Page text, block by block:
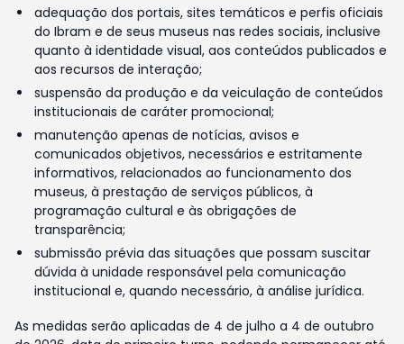
adequação dos portais, sites temáticos e perfis oficiais
do Ibram e de seus museus nas redes sociais, inclusive
quanto à identidade visual, aos conteúdos publicados e
aos recursos de interação;
suspensão da produção e da veiculação de conteúdos
institucionais de caráter promocional;
manutenção apenas de notícias, avisos e
comunicados objetivos, necessários e estritamente
informativos, relacionados ao funcionamento dos
museus, à prestação de serviços públicos, à
programação cultural e às obrigações de
transparência;
submissão prévia das situações que possam suscitar
dúvida à unidade responsável pela comunicação
institucional e, quando necessário, à análise jurídica.
As medidas serão aplicadas de 4 de julho a 4 de outubro